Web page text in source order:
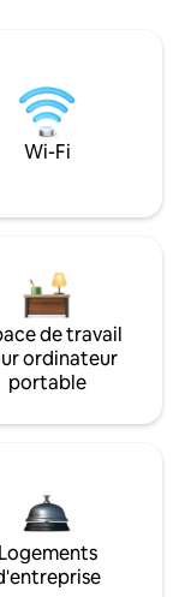
Wi-Fi
de travail
ordinateur
portable
Logements